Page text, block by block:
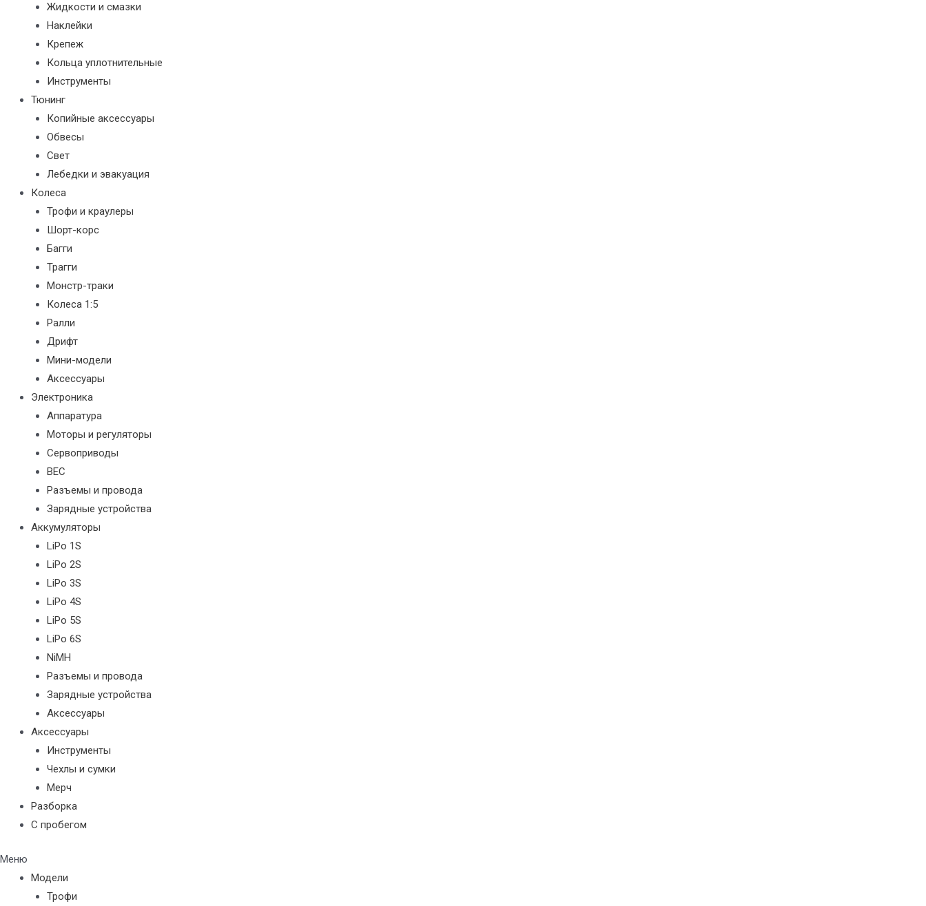
Жидкости и смазки
Наклейки
Крепеж
Кольца уплотнительные
Инструменты
Тюнинг
Копийные аксессуары
Обвесы
Свет
Лебедки и эвакуация
Колеса
Трофи и краулеры
Шорт-корс
Багги
Трагги
Монстр-траки
Колеса 1:5
Ралли
Дрифт
Мини-модели
Аксессуары
Электроника
Аппаратура
Моторы и регуляторы
Сервоприводы
BEC
Разъемы и провода
Зарядные устройства
Аккумуляторы
LiPo 1S
LiPo 2S
LiPo 3S
LiPo 4S
LiPo 5S
LiPo 6S
NiMH
Разъемы и провода
Зарядные устройства
Аксессуары
Аксессуары
Инструменты
Чехлы и сумки
Мерч
Разборка
С пробегом
Меню
Модели
Трофи